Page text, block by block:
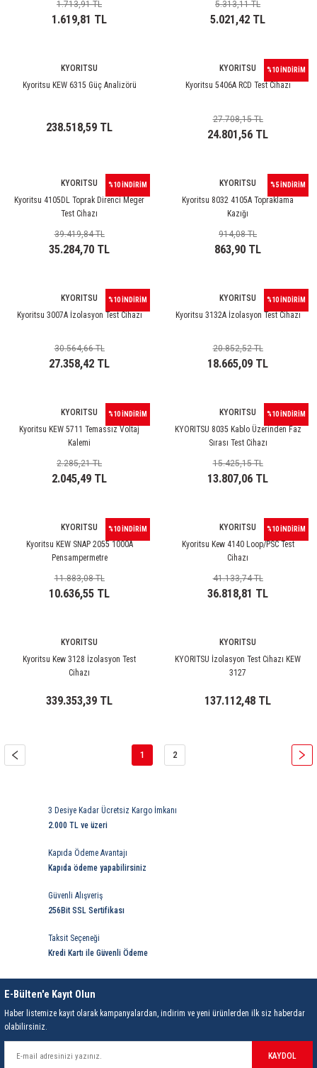
1.713,91 TL
1.619,81 TL
5.313,11 TL
5.021,42 TL
KYORITSU
Kyoritsu KEW 6315 Güç Analizörü
238.518,59 TL
%10 İNDİRİM
KYORITSU
Kyoritsu 5406A RCD Test Cihazı
27.708,15 TL
24.801,56 TL
%10 İNDİRİM
KYORITSU
Kyoritsu 4105DL Toprak Direnci Meger
Test Cihazı
39.419,84 TL
35.284,70 TL
%5 İNDİRİM
KYORITSU
Kyoritsu 8032 4105A Topraklama
Kazığı
914,08 TL
863,90 TL
%10 İNDİRİM
KYORITSU
Kyoritsu 3007A İzolasyon Test Cihazı
30.564,66 TL
27.358,42 TL
%10 İNDİRİM
KYORITSU
Kyoritsu 3132A İzolasyon Test Cihazı
20.852,52 TL
18.665,09 TL
%10 İNDİRİM
KYORITSU
Kyoritsu KEW 5711 Temassız Voltaj
Kalemi
2.285,21 TL
2.045,49 TL
%10 İNDİRİM
KYORITSU
KYORITSU 8035 Kablo Üzerinden Faz
Sırası Test Cihazı
15.425,15 TL
13.807,06 TL
%10 İNDİRİM
KYORITSU
Kyoritsu KEW SNAP 2055 1000A
Pensampermetre
11.883,08 TL
10.636,55 TL
%10 İNDİRİM
KYORITSU
Kyoritsu Kew 4140 Loop/PSC Test
Cihazı
41.133,74 TL
36.818,81 TL
KYORITSU
Kyoritsu Kew 3128 İzolasyon Test
Cihazı
339.353,39 TL
KYORITSU
KYORITSU İzolasyon Test Cihazı KEW
3127
137.112,48 TL
1 2
3 Desiye Kadar Ücretsiz Kargo İmkanı
2.000 TL ve üzeri
Kapıda Ödeme Avantajı
Kapıda ödeme yapabilirsiniz
Güvenli Alışveriş
256Bit SSL Sertifikası
Taksit Seçeneği
Kredi Kartı ile Güvenli Ödeme
E-Bülten'e Kayıt Olun
Haber listemize kayıt olarak kampanyalardan, indirim ve yeni ürünlerden ilk siz haberdar
olabilirsiniz.
KAYDOL